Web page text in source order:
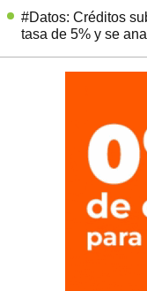
#Datos: Créditos
tasa de 5% y se